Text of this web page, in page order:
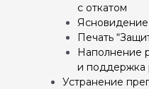
с откатом
Ясновидение
Печать
Наполнение
и поддержка
Устранение